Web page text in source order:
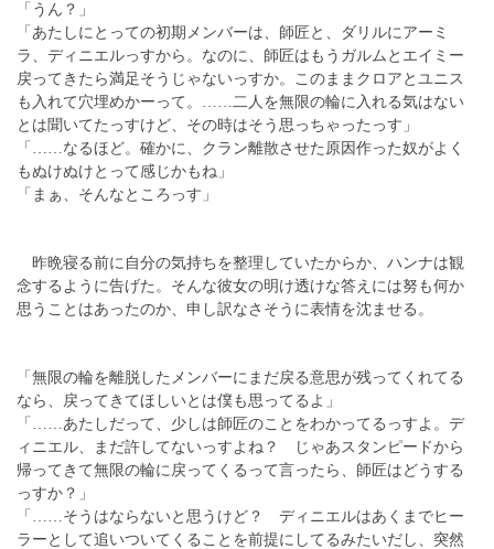
「うん？」
「あたしにとっての初期メンバーは、師匠と、ダリルにアーミ
ラ、ディニエルっすから。なのに、師匠はもうガルムとエイミー
戻ってきたら満足そうじゃないっすか。このままクロアとユニス
も入れて穴埋めかーって。……二人を無限の輪に入れる気はない
とは聞いてたっすけど、その時はそう思っちゃったっす」
「……なるほど。確かに、クラン離散させた原因作った奴がよく
もぬけぬけとって感じかもね」
「まぁ、そんなところっす」
昨晩寝る前に自分の気持ちを整理していたからか、ハンナは観
念するように告げた。そんな彼女の明け透けな答えには努も何か
思うことはあったのか、申し訳なさそうに表情を沈ませる。
「無限の輪を離脱したメンバーにまだ戻る意思が残ってくれてる
なら、戻ってきてほしいとは僕も思ってるよ」
「……あたしだって、少しは師匠のことをわかってるっすよ。デ
ィニエル、まだ許してないっすよね？ じゃあスタンピードから
帰ってきて無限の輪に戻ってくるって言ったら、師匠はどうする
っすか？」
「……そうはならないと思うけど？ ディニエルはあくまでヒー
ラーとして追いついてくることを前提にしてるみたいだし、突然